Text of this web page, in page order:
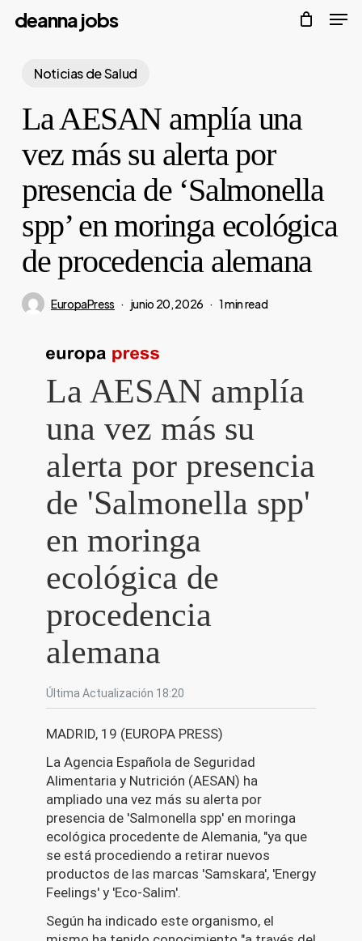
Skip
content
deanna jobs
Noticias de Salud
La AESAN amplía una
vez más su alerta por
presencia de ‘Salmonella
spp’ en moringa ecológica
de procedencia alemana
EuropaPress junio 20, 2026 1 min read